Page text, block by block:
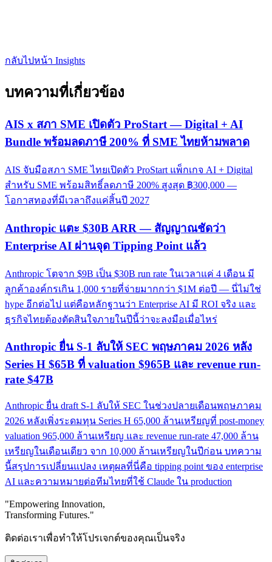
กลับไปหน้า Insights
บทความที่เกี่ยวข้อง
AIS x สภา SME เปิดตัว ProStart — Digital + AI
Bundle พร้อมลดภาษี 200% ที่ SME ไทยห้ามพลาด
AIS จับมือสภา SME ไทยเปิดตัว ProStart แพ็กเกจ AI + Digital
สำหรับ SME พร้อมสิทธิ์ลดภาษี 200% สูงสุด ฿300,000 —
โอกาสทองที่มีเวลาถึงแค่สิ้นปี 2027
Anthropic แตะ $30B ARR — สัญญาณชัดว่า
Enterprise AI ผ่านจุด Tipping Point แล้ว
Anthropic โตจาก $9B เป็น $30B run rate ในเวลาแค่ 4 เดือน มี
ลูกค้าองค์กรเกิน 1,000 รายที่จ่ายมากกว่า $1M ต่อปี — นี่ไม่ใช่
hype อีกต่อไป แต่คือหลักฐานว่า Enterprise AI มี ROI จริง และ
ธุรกิจไทยต้องตัดสินใจภายในปีนี้ว่าจะลงมือเมื่อไหร่
Anthropic ยื่น S-1 ลับให้ SEC พฤษภาคม 2026 หลัง
Series H $65B ที่ valuation $965B และ revenue run-
rate $47B
Anthropic ยื่น draft S-1 ลับให้ SEC ในช่วงปลายเดือนพฤษภาคม
2026 หลังเพิ่งระดมทุน Series H 65,000 ล้านเหรียญที่ post-money
valuation 965,000 ล้านเหรียญ และ revenue run-rate 47,000 ล้าน
เหรียญในเดือนเดียว จาก 10,000 ล้านเหรียญในปีก่อน บทความ
นี้สรุปการเปลี่ยนแปลง เหตุผลที่นี่คือ tipping point ของ enterprise
AI และความหมายต่อทีมไทยที่ใช้ Claude ใน production
"Empowering Innovation,
Transforming Futures."
ติดต่อเราเพื่อทำให้โปรเจกต์ของคุณเป็นจริง